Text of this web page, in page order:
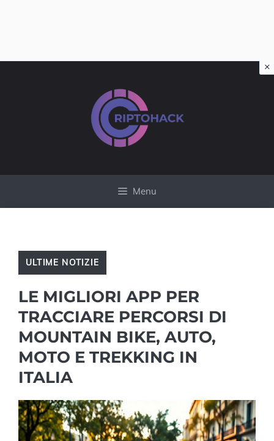
Menu
ULTIME NOTIZIE
LE MIGLIORI APP PER
TRACCIARE PERCORSI DI
MOUNTAIN BIKE, AUTO,
MOTO E TREKKING IN
ITALIA
×